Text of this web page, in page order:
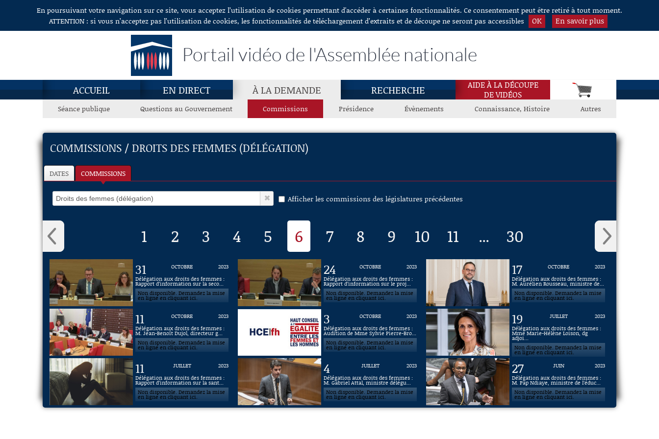
Aller au contenuEn poursuivant votre navigation sur ce site, vous acceptez l’utilisation de cookies permettant d'accéder à certaines fonctionnalités. Ce consentement peut être retiré à tout moment.
ATTENTION : si vous n’acceptez pas l’utilisation de cookies, les fonctionnalités de téléchargement d’extraits et de découpe ne seront pas accessibles
OK En savoir plus
Portail vidéo de l'Assemblée nationale
ACCUEIL EN DIRECT À LA DEMANDE RECHERCHE
AIDE À LA DÉCOUPE
DE VIDÉOS
Séance publique Questions au Gouvernement Commissions Présidence Évènements Connaissance, Histoire Autres
COMMISSIONS / DROITS DES FEMMES (DÉLÉGATION)
DATES COMMISSIONS
Afficher les commissions des législatures précédentes
1 2 3 4 5 6 7 8 9 10 11 ... 30
31 OCTOBRE
2023
Délégation aux droits des femmes :
Rapport d’information sur la seco...
Non disponible. Demandez la mise
en ligne en cliquant ici.
24 OCTOBRE
2023
Délégation aux droits des femmes :
Rapport d’information sur le proj...
Non disponible. Demandez la mise
en ligne en cliquant ici.
17 OCTOBRE
2023
Délégation aux droits des femmes :
M. Aurélien Rousseau, ministre de...
Non disponible. Demandez la mise
en ligne en cliquant ici.
11 OCTOBRE
2023
Délégation aux droits des femmes :
M. Jean-Benoît Dujol, directeur g...
Non disponible. Demandez la mise
en ligne en cliquant ici.
3 OCTOBRE
2023
Délégation aux droits des femmes :
Audition de Mme Sylvie Pierre-Bro...
Non disponible. Demandez la mise
en ligne en cliquant ici.
19 JUILLET
2023
Délégation aux droits des femmes :
Mme Marie-Hélène Loison, dg
adjoi...
Non disponible. Demandez la mise
en ligne en cliquant ici.
11 JUILLET
2023
Délégation aux droits des femmes :
Rapport d’information sur la sant...
Non disponible. Demandez la mise
en ligne en cliquant ici.
4 JUILLET
2023
Délégation aux droits des femmes :
M. Gabriel Attal, ministre délégu...
Non disponible. Demandez la mise
en ligne en cliquant ici.
27 JUIN
2023
Délégation aux droits des femmes :
M. Pap Ndiaye, ministre de l’éduc...
Non disponible. Demandez la mise
en ligne en cliquant ici.